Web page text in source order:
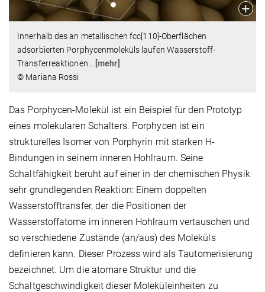
Innerhalb des an metallischen fcc[110]-Oberflächen
adsorbierten Porphycenmoleküls laufen Wasserstoff-
Transferreaktionen
[mehr]
© Mariana Rossi
Das Porphycen-Molekül ist ein Beispiel für den Prototyp
eines molekularen Schalters. Porphycen ist ein
strukturelles Isomer von Porphyrin mit starken H-
Bindungen in seinem inneren Hohlraum. Seine
Schaltfähigkeit beruht auf einer in der chemischen Physik
sehr grundlegenden Reaktion: Einem doppelten
Wasserstofftransfer, der die Positionen der
Wasserstoffatome im inneren Hohlraum vertauschen und
so verschiedene Zustände (an/aus) des Moleküls
definieren kann. Dieser Prozess wird als Tautomerisierung
bezeichnet. Um die atomare Struktur und die
Schaltgeschwindigkeit dieser Moleküleinheiten zu